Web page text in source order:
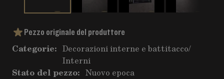
Pezzo originale del produttore
Categorie: Decorazioni interne e battitacco/
Interni
Stato del pezzo: Nuovo epoca